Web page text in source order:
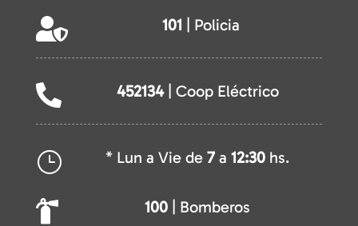
 101 | Policia
 452134| Coop Eléctrico
} * Lun a Vie de7 a12:30 hs.
 100 | Bomberos